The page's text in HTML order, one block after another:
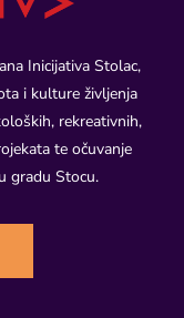
Inicijativa Stolac,
i kulture življenja
rekreativnih,
te očuvanje
gradu Stocu.